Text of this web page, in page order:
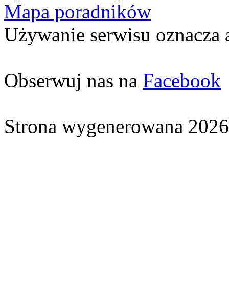
Mapa poradników
Używanie serwisu oznacza
Obserwuj nas na Facebook
Strona wygenerowana